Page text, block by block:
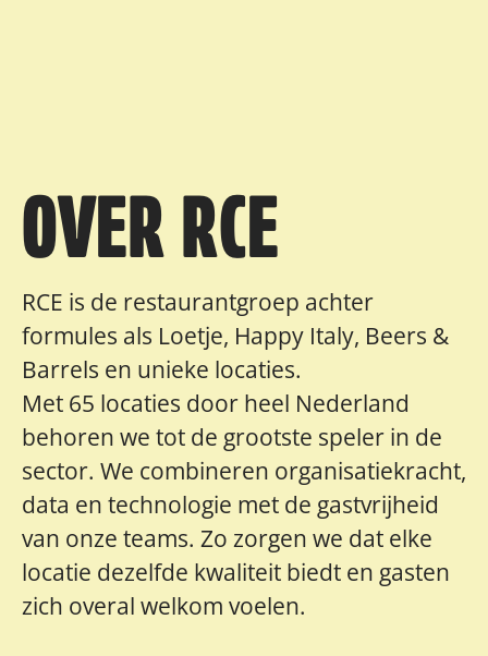
OVER RCE
RCE is de restaurantgroep achter
formules als Loetje, Happy Italy, Beers &
Barrels en unieke locaties.
Met 65 locaties door heel Nederland
behoren we tot de grootste speler in de
sector. We combineren organisatiekracht,
data en technologie met de gastvrijheid
van onze teams. Zo zorgen we dat elke
locatie dezelfde kwaliteit biedt en gasten
zich overal welkom voelen.